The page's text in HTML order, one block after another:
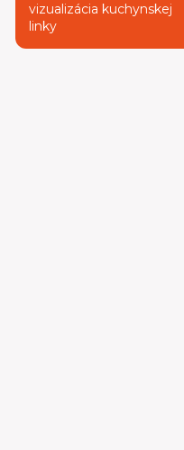
vizualizácia kuchynskej
linky